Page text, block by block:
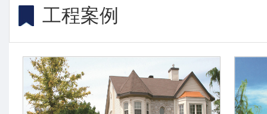
工程案例